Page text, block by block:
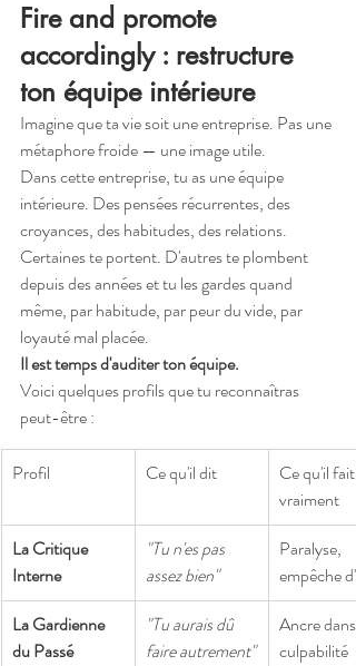
Fire and promote
accordingly : restructure
ton équipe intérieure
Imagine que ta vie soit une entreprise. Pas une
métaphore froide — une image utile.
Dans cette entreprise, tu as une équipe
intérieure. Des pensées récurrentes, des
croyances, des habitudes, des relations.
Certaines te portent. D'autres te plombent
depuis des années et tu les gardes quand
même, par habitude, par peur du vide, par
loyauté mal placée.
Il est temps d'auditer ton équipe.
Voici quelques profils que tu reconnaîtras
peut-être :
Profil Ce qu'il dit
Ce qu'il fait
vraiment
La Critique
Interne
"Tu n'es pas
assez bien"
Paralyse,
empêche
La Gardienne
du Passé
"Tu aurais dû
faire autrement"
Ancre dans
culpabilité